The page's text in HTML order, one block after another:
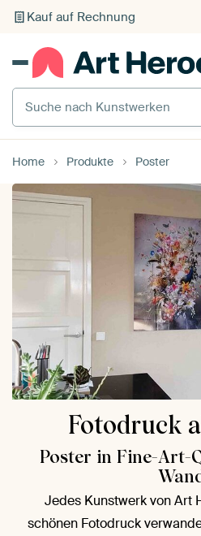
Individueller Druck auf
Suche nach Kunstwerken
Home Produkte Poster
Fotodruck
Poster in Fine-Art-
Jedes Kunstwerk von Art
schönen Fotodruck